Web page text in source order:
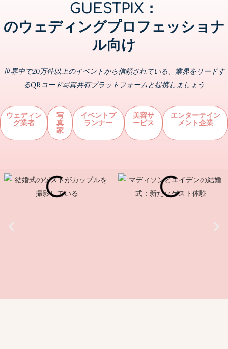
GUESTPIX：
のウェディングプロフェッショナ
ル向け
世界中で20万件以上のイベントから信頼されている、業界をリードす
るQRコード写真共有プラットフォームと提携しましょう
ウェディン
グ業者
写
真
家
イベントプ
ランナー
美容サ
ービス
エンターテイン
メント企業